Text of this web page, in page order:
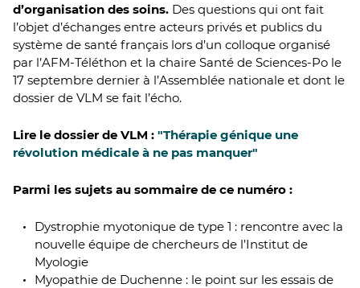
d’organisation des soins. Des questions qui ont fait
l’objet d’échanges entre acteurs privés et publics du
système de santé français lors d’un colloque organisé
par l’AFM-Téléthon et la chaire Santé de Sciences-Po le
17 septembre dernier à l’Assemblée nationale et dont le
dossier de VLM se fait l’écho.
Lire le dossier de VLM : "Thérapie génique une
révolution médicale à ne pas manquer"
Parmi les sujets au sommaire de ce numéro :
Dystrophie myotonique de type 1 : rencontre avec la
nouvelle équipe de chercheurs de l’Institut de
Myologie
Myopathie de Duchenne : le point sur les essais de